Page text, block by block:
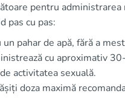
pentru
pas cu pas:
un pahar de apă, fără a
cu aproximativ
activitatea sexuală.
doza maximă